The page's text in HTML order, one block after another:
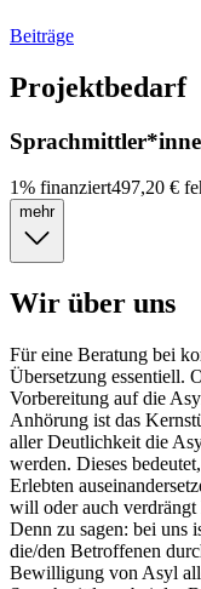
Beiträge
Projektbedarf
1% finanziert497,20 €
mehr
Wir über uns
Für eine Beratung bei
Übersetzung essentiell.
Vorbereitung auf die
Anhörung ist das
aller Deutlichkeit die
werden. Dieses
Erlebten
will oder auch verdrängt
Denn zu sagen: bei uns
die/den Betroffenen
Bewilligung von Asyl